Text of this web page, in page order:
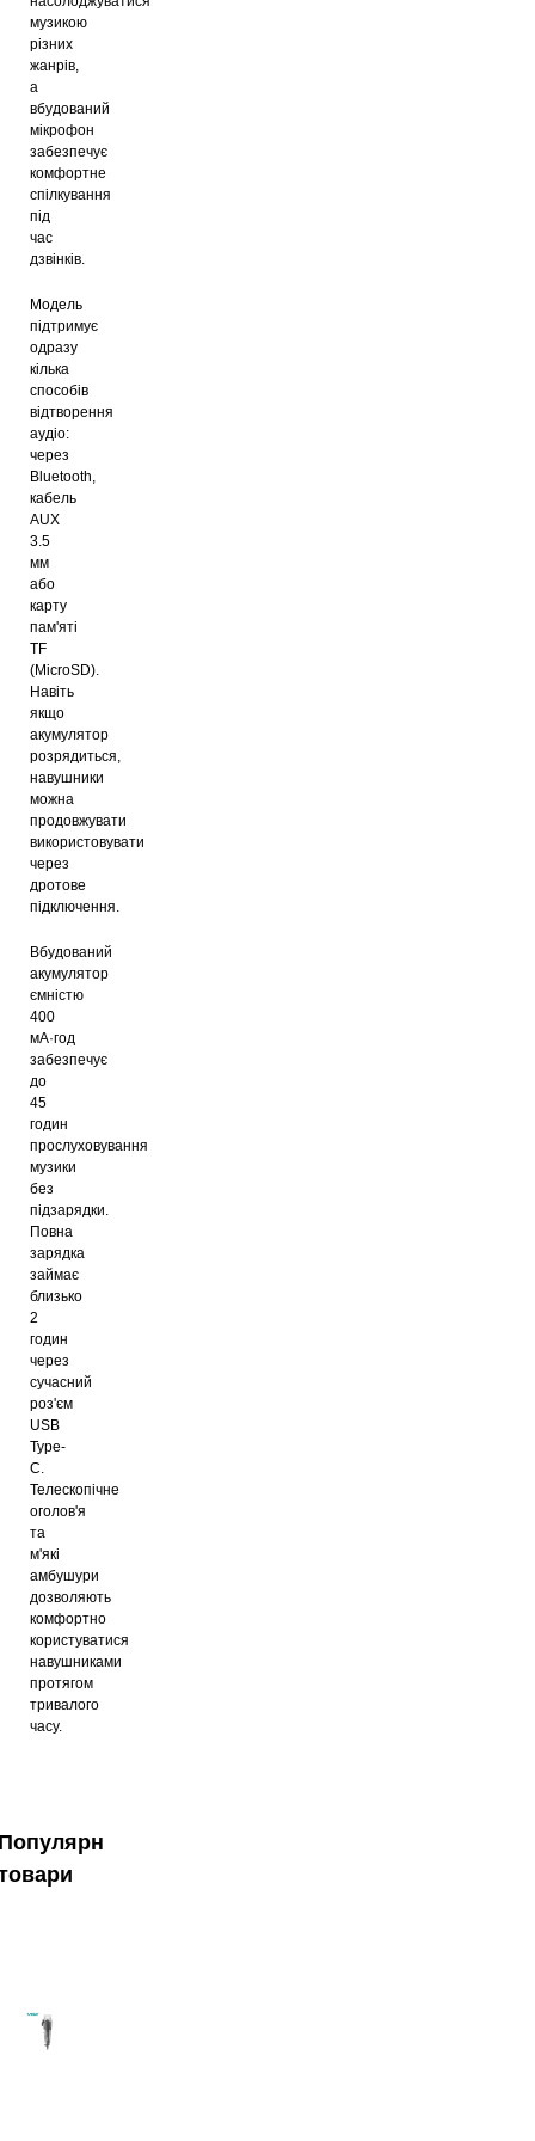
музикою
різних
жанрів,
а
вбудований
мікрофон
забезпечує
комфортне
спілкування
під
час
дзвінків.
Модель
підтримує
одразу
кілька
способів
відтворення
аудіо:
через
Bluetooth,
кабель
AUX
3.5
мм
або
карту
пам'яті
TF
(MicroSD).
Навіть
якщо
акумулятор
розрядиться,
навушники
можна
продовжувати
використовувати
через
дротове
підключення.
Вбудований
акумулятор
ємністю
400
мА·год
забезпечує
до
45
годин
прослуховування
музики
без
підзарядки.
Повна
зарядка
займає
близько
2
годин
через
сучасний
роз'єм
USB
Type-
C.
Телескопічне
оголов'я
та
м'які
амбушури
дозволяють
комфортно
користуватися
навушниками
протягом
тривалого
часу.